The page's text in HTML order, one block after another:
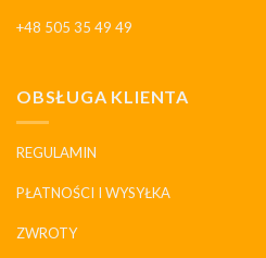
+48 505 35 49 49
OBSŁUGA KLIENTA
REGULAMIN
PŁATNOŚCI I WYSYŁKA
ZWROTY